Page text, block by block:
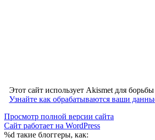
Этот сайт использует Akismet для
Узнайте как обрабатываются ваши
Просмотр полной версии сайта
Сайт работает на WordPress
%d такие блоггеры, как: